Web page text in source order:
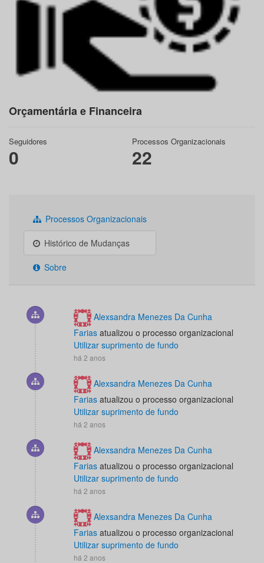
Orçamentária e Financeira
Seguidores
0
Processos Organizacionais
22
Processos Organizacionais
Histórico de Mudanças
Sobre
Alexsandra Menezes Da Cunha
Farias atualizou o processo organizacional
Utilizar suprimento de fundo
há 2 anos
Alexsandra Menezes Da Cunha
Farias atualizou o processo organizacional
Utilizar suprimento de fundo
há 2 anos
Alexsandra Menezes Da Cunha
Farias atualizou o processo organizacional
Utilizar suprimento de fundo
há 2 anos
Alexsandra Menezes Da Cunha
Farias atualizou o processo organizacional
Utilizar suprimento de fundo
há 2 anos